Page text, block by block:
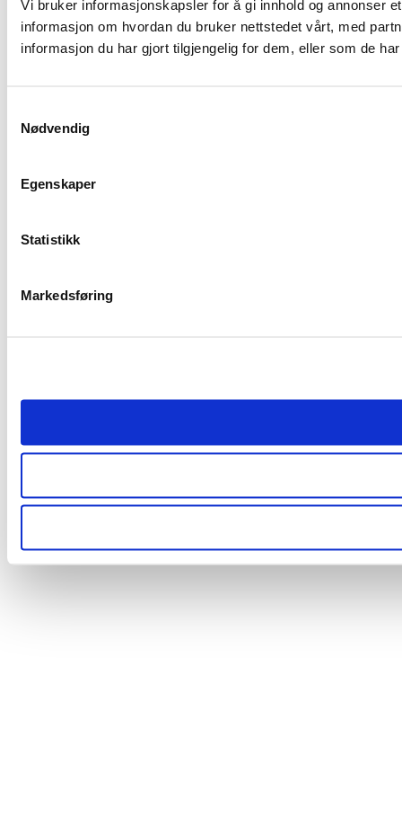
Vi bruker informasjonskapsler for å gi innhold og annonser
informasjon om hvordan du bruker nettstedet vårt, med
informasjon du har gjort tilgjengelig for dem, eller som de
Nødvendig
Egenskaper
Statistikk
Markedsføring